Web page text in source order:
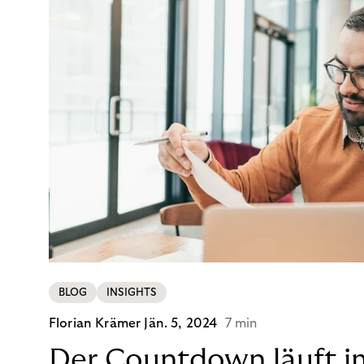
BLOG INSIGHTS
Florian Krämer Jän. 5, 2024 7 min